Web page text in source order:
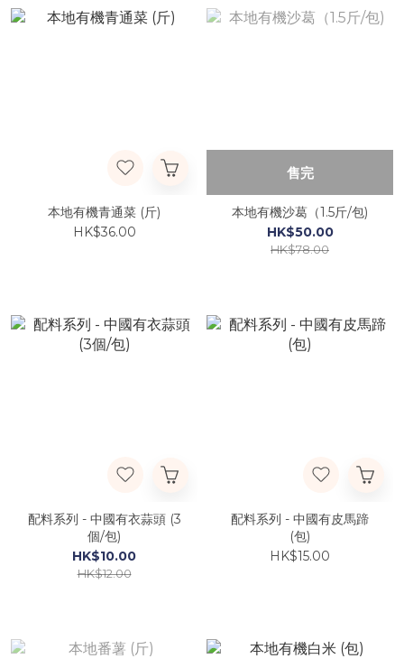
本地有機青通菜 (斤)
HK$36.00
售完
本地有機沙葛（1.5斤/包)
HK$50.00
HK$78.00
配料系列 - 中國有衣蒜頭 (3
個/包)
HK$10.00
HK$12.00
配料系列 - 中國有皮馬蹄
(包)
HK$15.00